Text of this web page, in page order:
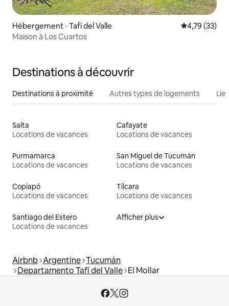
Hébergement ⋅ Tafí del Valle Évaluation
4,79 (33)
Maison à Los Cuartos
Destinations à découvrir
Destinations à proximité Autres types de logements
Salta
Locations de vacances
Cafayate
Locations de vacances
Purmamarca
Locations de vacances
San Miguel de Tucumán
Locations de vacances
Copiapó
Locations de vacances
Tilcara
Locations de vacances
Santiago del Estero
Locations de vacances
Afficher plus
Airbnb Argentine Tucumán
Departamento Tafí del Valle El Mollar